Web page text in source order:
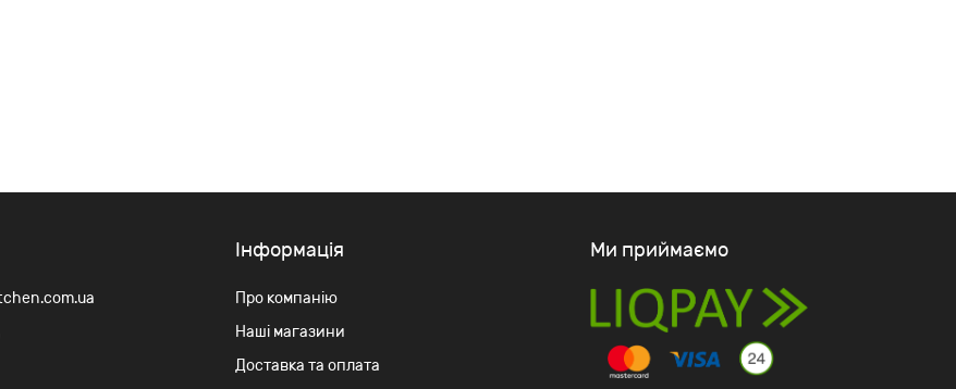
Iнформація
Про компанію
Наші магазини
Доставка та оплата
Ми приймаємо